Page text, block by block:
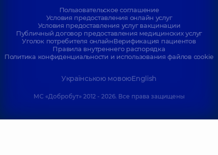
Пользовательское соглашение
Условия предоставления онлайн услуг
Условия предоставления услуг вакцинации
Публичный договор предоставления медицинских услуг
Уголок потребителя онлайнВерификация пациентов
Правила внутреннего распорядка
Политика конфиденциальности и использования файлов cookie
Українською мовоюEnglish
МС «Добробут» 2012 - 2026. Все права защищены